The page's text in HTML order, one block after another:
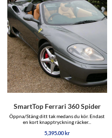
SmartTop Ferrari 360 Spider
Öppna/Stäng ditt tak medans du kör. Endast
en kort knapptryckning räcker...
5,395.00kr